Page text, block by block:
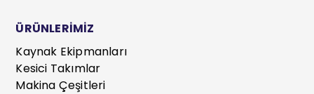
ÜRÜNLERİMİZ
Kaynak Ekipmanları
Kesici Takımlar
Makina Çeşitleri